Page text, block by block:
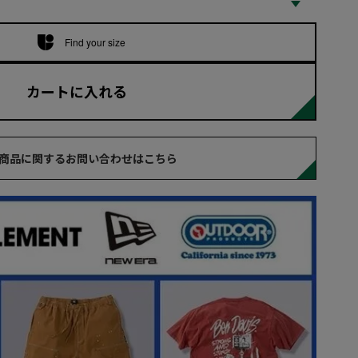
Find your size
カートに入れる
品に関するお問い合わせはこちら